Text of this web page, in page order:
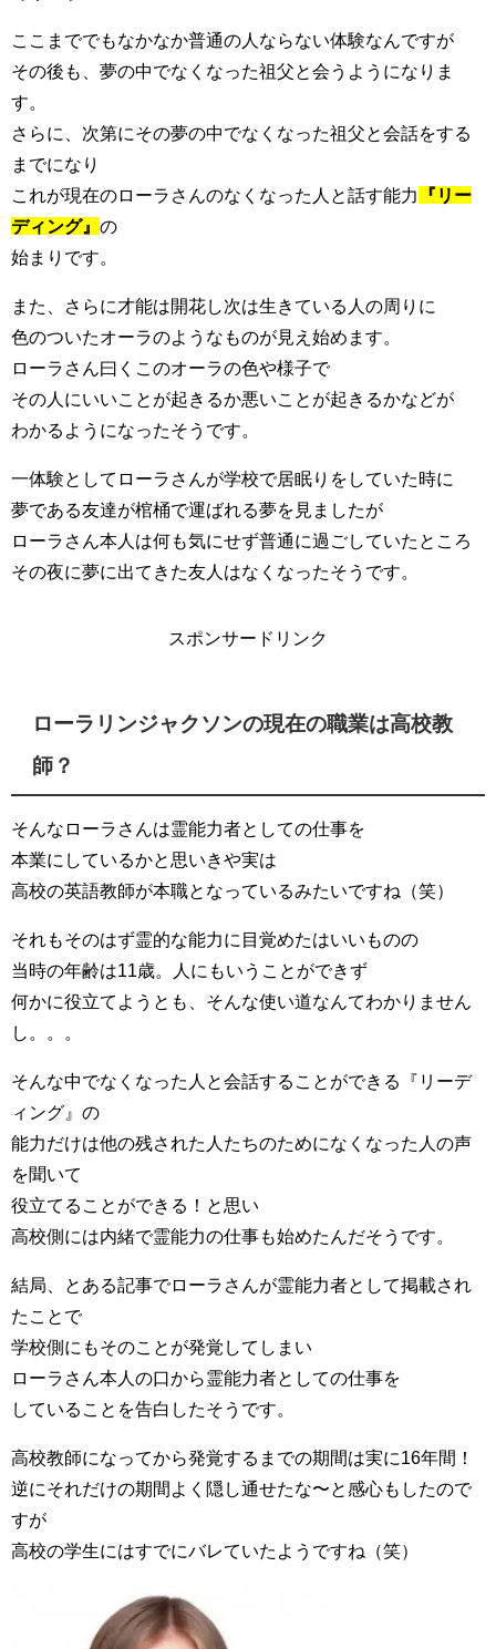
ここまででもなかなか普通の人ならない体験なんですが
その後も、夢の中でなくなった祖父と会うようになりま
す。
さらに、次第にその夢の中でなくなった祖父と会話をする
までになり
これが現在のローラさんのなくなった人と話す能力
『リー
ディング』 の
始まりです。
また、さらに才能は開花し次は生きている人の周りに
色のついたオーラのようなものが見え始めます。
ローラさん曰くこのオーラの色や様子で
その人にいいことが起きるか悪いことが起きるかなどが
わかるようになったそうです。
一体験としてローラさんが学校で居眠りをしていた時に
夢である友達が棺桶で運ばれる夢を見ましたが
ローラさん本人は何も気にせず普通に過ごしていたところ
その夜に夢に出てきた友人はなくなったそうです。
スポンサードリンク
ローラリンジャクソンの現在の職業は高校教
師？
そんなローラさんは霊能力者としての仕事を
本業にしているかと思いきや実は
高校の英語教師が本職となっているみたいですね（笑）
それもそのはず霊的な能力に目覚めたはいいものの
当時の年齢は11歳。人にもいうことができず
何かに役立てようとも、そんな使い道なんてわかりません
し。。。
そんな中でなくなった人と会話することができる『リーデ
ィング』の
能力だけは他の残された人たちのためになくなった人の声
を聞いて
役立てることができる！と思い
高校側には内緒で霊能力の仕事も始めたんだそうです。
結局、とある記事でローラさんが霊能力者として掲載され
たことで
学校側にもそのことが発覚してしまい
ローラさん本人の口から霊能力者としての仕事を
していることを告白したそうです。
高校教師になってから発覚するまでの期間は実に16年間！
逆にそれだけの期間よく隠し通せたな〜と感心もしたので
すが
高校の学生にはすでにバレていたようですね（笑）